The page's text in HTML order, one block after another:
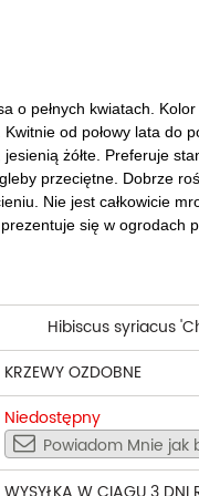
Piwonie
Pnącza
Powojniki -
Różaneczniki
Wisterie
Żarnowce
Pozostałe
o pełnych kwiatach. Kolor
od połowy lata do
żółte. Preferuje
przeciętne. Dobrze
Nie jest całkowicie
się w ogrodach
Hibiscus syriacus
KRZEWY OZDOBNE
Niedostępny
Powiadom Mnie jak